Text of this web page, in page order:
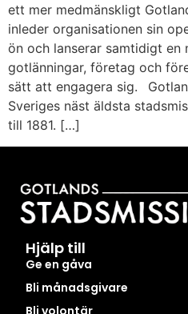
ett mer medmänskligt
inleder organisationen sin
ön och lanserar samtidigt en
gotlänningar, företag och
sätt att engagera sig.
Sveriges näst äldsta
till 1881. […]
Hjälp till
Ge en gåva
Bli månadsgivare